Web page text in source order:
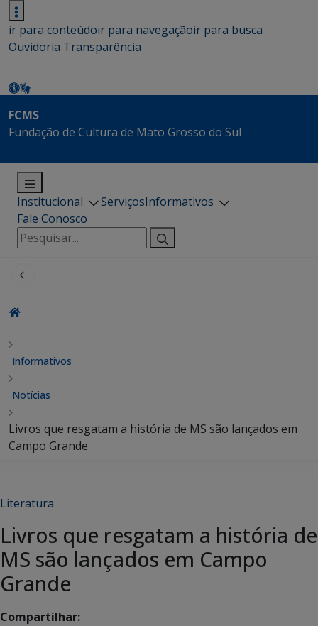
ir para conteúdoir para navegaçãoir para busca
Ouvidoria Transparência
FCMS
Fundação de Cultura de Mato Grosso do Sul
Institucional ServiçosInformativos
Fale Conosco
Pesquisar
por:
Informativos
Notícias
Livros que resgatam a história de MS são lançados em
Campo Grande
Literatura
Livros que resgatam a história de
MS são lançados em Campo
Grande
Compartilhar: